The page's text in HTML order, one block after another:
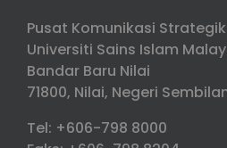
Pusat Komunikasi
Universiti Sains Islam
Bandar Baru Nilai
71800, Nilai, Negeri
Tel: +606-798 8000